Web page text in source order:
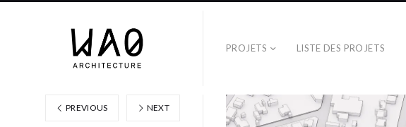
PROJETS LISTE DES PROJETS
PREVIOUS NEXT